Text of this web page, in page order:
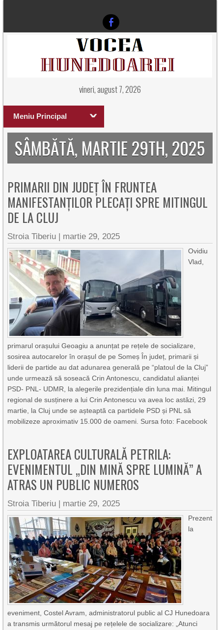
vineri, august 7, 2026
Meniu Principal
SÂMBĂTĂ, MARTIE 29TH, 2025
PRIMARII DIN JUDEȚ ÎN FRUNTEA
MANIFESTANȚILOR PLECAȚI SPRE MITINGUL
DE LA CLUJ
Stroia Tiberiu | martie 29, 2025
Ovidiu
Vlad,
primarul orașului Geoagiu a anunțat pe rețele de socializare,
sosirea autocarelor în orașul de pe Someș În județ, primarii și
liderii de partide au dat adunarea generală pe “platoul de la Cluj”
unde urmează să soseacă Crin Antonescu, candidatul alianței
PSD- PNL- UDMR, la alegerile prezidențiale din luna mai. Mitingul
regional de susținere a lui Crin Antonescu va avea loc astăzi, 29
martie, la Cluj unde se așteaptă ca partidele PSD și PNL să
mobilizeze aproximativ 15.000 de oameni. Sursa foto: Facebook
EXPLOATAREA CULTURALĂ PETRILA:
EVENIMENTUL „DIN MINĂ SPRE LUMINĂ” A
ATRAS UN PUBLIC NUMEROS
Stroia Tiberiu | martie 29, 2025
Prezent
la
eveniment, Costel Avram, administratorul public al CJ Hunedoara
a transmis următorul mesaj pe rețelele de socializare: „Atunci